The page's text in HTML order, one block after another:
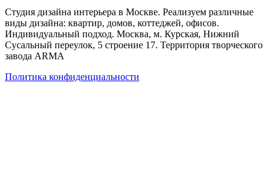
Студия дизайна интерьера в Москве. Реализуем различные
виды дизайна: квартир, домов, коттеджей, офисов.
Индивидуальный подход. Москва, м. Курская, Нижний
Сусальный переулок, 5 строение 17. Территория творческого
завода ARMA
Политика конфиденциальности